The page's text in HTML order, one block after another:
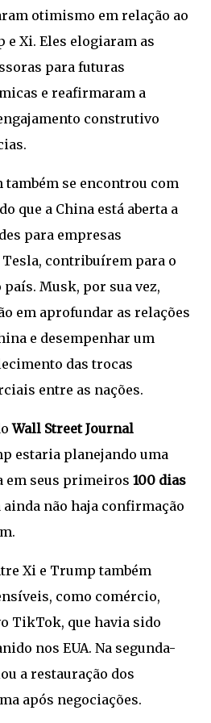
otimismo em relação ao
Xi. Eles elogiaram as
para futuras
e reafirmaram a
construtivo
também se encontrou com
que a China está aberta a
para empresas
Tesla, contribuírem para o
Musk, por sua vez,
em aprofundar as relações
e desempenhar um
das trocas
entre as nações.
Wall Street Journal
estaria planejando uma
em seus primeiros 100 dias
ainda não haja confirmação
Xi e Trump também
como comércio,
TikTok, que havia sido
nos EUA. Na segunda-
a restauração dos
após negociações.